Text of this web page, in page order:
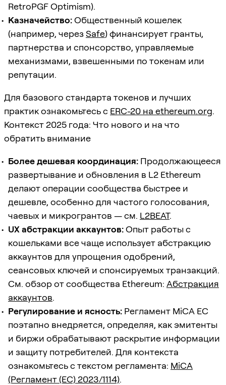
RetroPGF Optimism).
Казначейство:Общественный кошелек
(например, черезSafe) финансирует гранты,
партнерства и спонсорство, управляемые
механизмами, взвешенными по токенам или
репутации.
Для базового стандарта токенов и лучших
практик ознакомьтесь с ERC-20 на ethereum.org.
Контекст 2025 года: Что нового и на что
обратить внимание
Более дешевая координация: Продолжающееся
развертывание и обновления в L2 Ethereum
делают операции сообщества быстрее и
дешевле, особенно для частого голосования,
чаевых и микрогрантов — см. L2BEAT.
UX абстракции аккаунтов:Опыт работы с
кошельками все чаще использует абстракцию
аккаунтов для упрощения одобрений,
сеансовых ключей и спонсируемых транзакций.
См. обзор от сообщества Ethereum: Абстракция
аккаунтов.
Регулирование и ясность: Регламент MiCA ЕС
поэтапно внедряется, определяя, как эмитенты
и биржи обрабатывают раскрытие информации
и защиту потребителей. Для контекста
ознакомьтесь с текстом регламента: MiCA
(Регламент (ЕС) 2023/1114).